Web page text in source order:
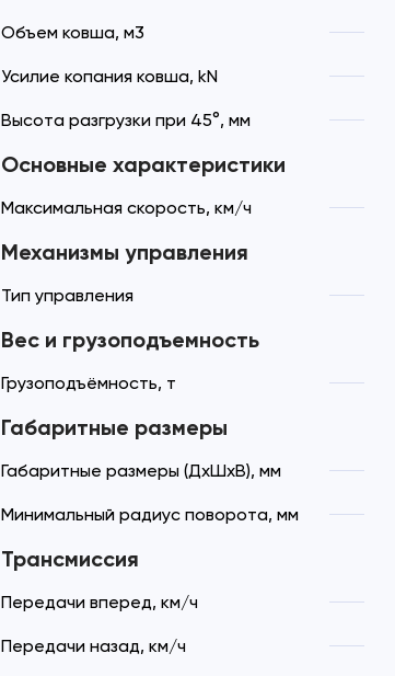
Объем ковша, м3
Усилие копания ковша, kN
Высота разгрузки при 45°, мм
Основные характеристики
Максимальная скорость, км/ч
Механизмы управления
Тип управления
Вес и грузоподъемность
Грузоподъёмность, т
Габаритные размеры
Габаритные размеры (ДхШхВ), мм
Минимальный радиус поворота, мм
Трансмиссия
Передачи вперед, км/ч
Передачи назад, км/ч